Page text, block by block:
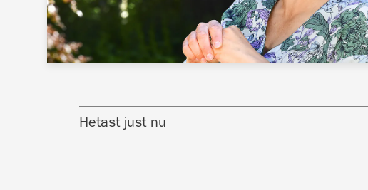
Hetast just nu